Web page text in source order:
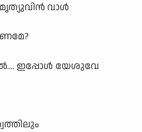
വാൾ
ഇപ്പോൾ യേശുവേ